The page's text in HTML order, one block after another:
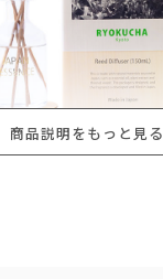
商品説明をもっと見る